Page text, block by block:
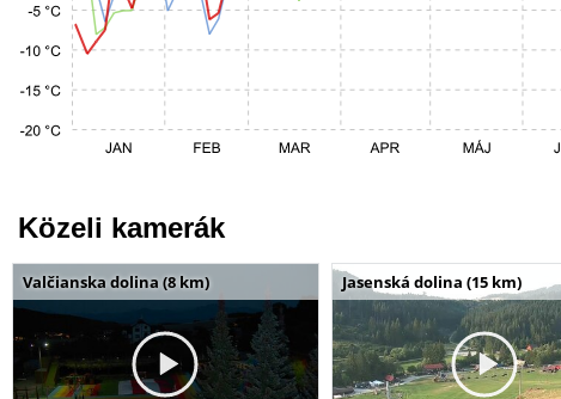
Közeli kamerák
Valčianska dolina (8 km) Jasenská dolina (15 km)